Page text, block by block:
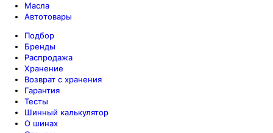
Масла
Автотовары
Подбор
Бренды
Распродажа
Хранение
Возврат с хранения
Гарантия
Тесты
Шинный калькулятор
О шинах